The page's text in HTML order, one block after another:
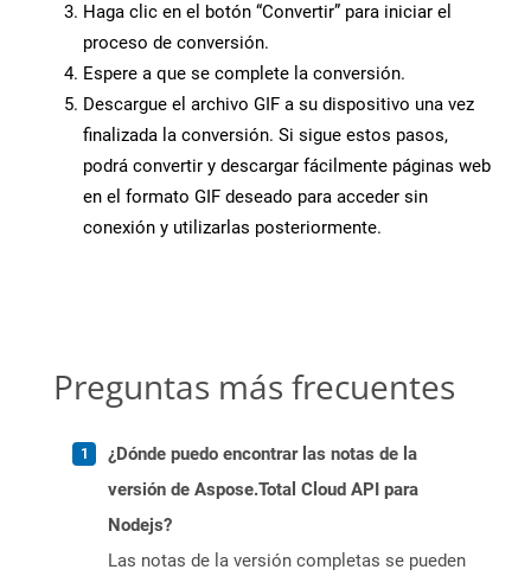
Haga clic en el botón “Convertir” para iniciar el
proceso de conversión.
Espere a que se complete la conversión.
Descargue el archivo GIF a su dispositivo una vez
finalizada la conversión. Si sigue estos pasos,
podrá convertir y descargar fácilmente páginas web
en el formato GIF deseado para acceder sin
conexión y utilizarlas posteriormente.
Preguntas más frecuentes
¿Dónde puedo encontrar las notas de la
versión de Aspose.Total Cloud API para
Nodejs?
Las notas de la versión completas se pueden